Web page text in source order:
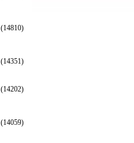
(14810)
(14351)
(14202)
(14059)